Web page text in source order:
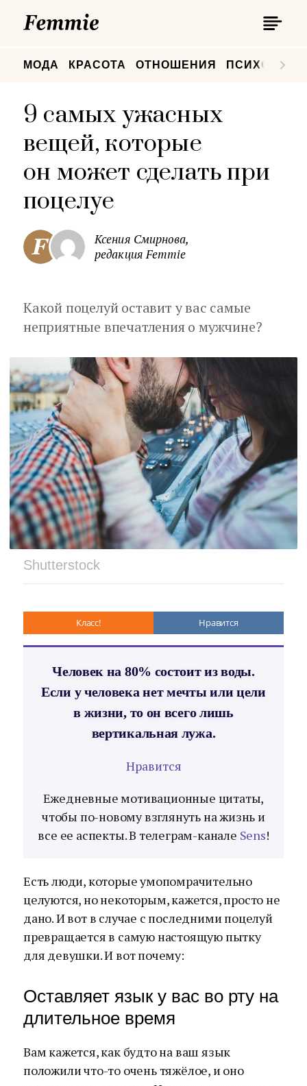
МОДА КРАСОТА ОТНОШЕНИЯ
9 самых ужасных
вещей, которые
он может сделать при
поцелуе
Ксения Смирнова,
редакция Femmie
Какой поцелуй оставит у вас самые
неприятные впечатления о мужчине?
Shutterstock
Класс! Нравится
Человек на 80% состоит из воды.
Если у человека нет мечты или цели
в жизни, то он всего лишь
вертикальная лужа.
Нравится
Ежедневные мотивационные цитаты,
чтобы по-новому взглянуть на жизнь и
все ее аспекты. В телеграм-канале Sens!
Есть люди, которые умопомрачительно
целуются, но некоторым, кажется, просто не
дано. И вот в случае с последними поцелуй
превращается в самую настоящую пытку
для девушки. И вот почему:
Оставляет язык у вас во рту на
длительное время
Вам кажется, как будто на ваш язык
положили что-то очень тяжёлое, и оно